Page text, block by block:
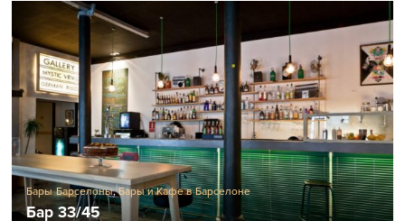
Бары Барселоны,Бары и Кафе в Барселоне
Бар 33/45